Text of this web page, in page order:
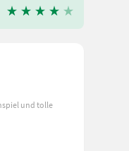
Bereifung
und tolle